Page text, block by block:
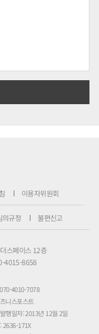
이용자위원회
의규정 불편신고
스페이스 12층
4015-8658
4010-7078
니스포스트
발행일자: 2013년 12월 2일
2636-171X